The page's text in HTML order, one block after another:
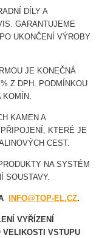
DÍLY A
GARANTUJEME
UKONČENÍ VÝROBY
JE KONEČNÁ
Z DPH. PODMÍNKOU
KOMÍN.
KAMEN A
KTERÉ JE
CEST.
NA SYSTÉM
SOUSTAVY.
INFO@TOP-EL.CZ.
VYŘÍZENÍ
VELIKOSTI VSTUPU